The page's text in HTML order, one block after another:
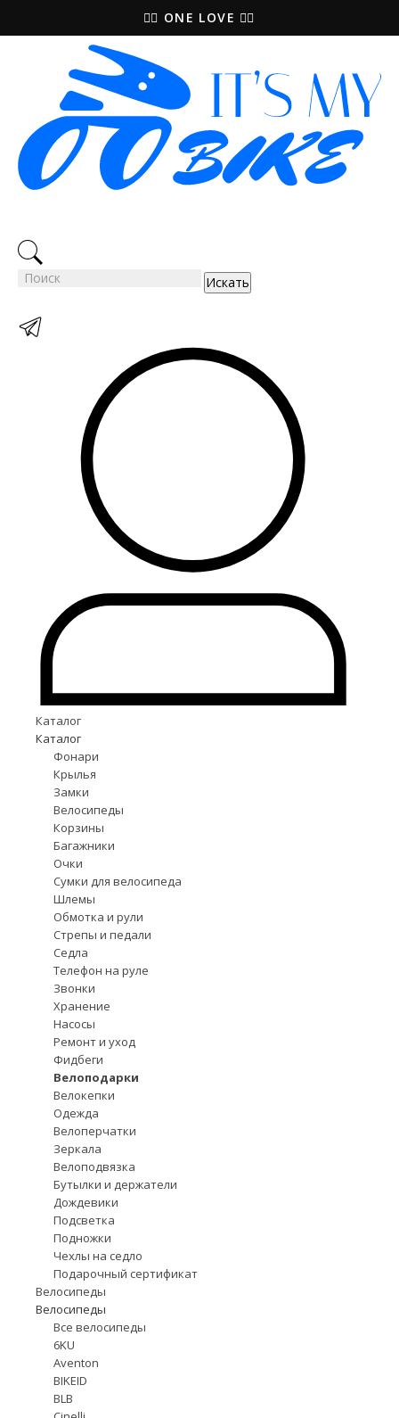
🚵‍♀️ ONE LOVE 🚴‍♀️
Искать
Каталог
Каталог
Фонари
Крылья
Замки
Велосипеды
Корзины
Багажники
Очки
Сумки для велосипеда
Шлемы
Обмотка и рули
Стрепы и педали
Седла
Телефон на руле
Звонки
Хранение
Насосы
Ремонт и уход
Фидбеги
Велоподарки
Велокепки
Одежда
Велоперчатки
Зеркала
Велоподвязка
Бутылки и держатели
Дождевики
Подсветка
Подножки
Чехлы на седло
Подарочный сертификат
Велосипеды
Велосипеды
Все велосипеды
6KU
Aventon
BIKEID
BLB